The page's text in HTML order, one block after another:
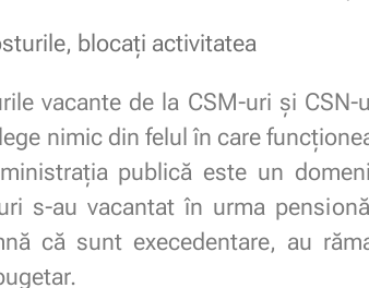
blocați activitatea
vacante de la CSM-uri și
nimic din felul în care
publică este un
s-au vacantat în urma
că sunt execedentare, au